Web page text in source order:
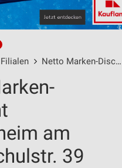
Netto Marken-Discount Filialen
am
39